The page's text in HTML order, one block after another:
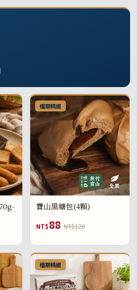
檔期精選
寶山黑糖包(4顆)
NT$88 NT$128
檔期精選